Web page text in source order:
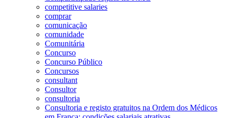
competitive salaries
comprar
comunicação
comunidade
Comunitária
Concurso
Concurso Público
Concursos
consultant
Consultor
consultoria
Consultoria e registo gratuitos na Ordem dos Médicos